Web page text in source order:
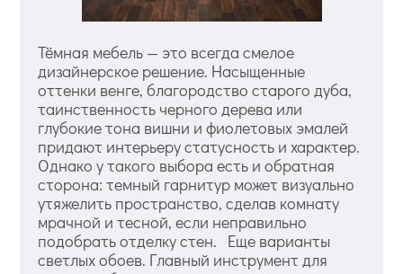
Тёмная мебель — это всегда смелое
дизайнерское решение. Насыщенные
оттенки венге, благородство старого дуба,
таинственность черного дерева или
глубокие тона вишни и фиолетовых эмалей
придают интерьеру статусность и характер.
Однако у такого выбора есть и обратная
сторона: темный гарнитур может визуально
утяжелить пространство, сделав комнату
мрачной и тесной, если неправильно
подобрать отделку стен. Еще варианты
светлых обоев. Главный инструмент для